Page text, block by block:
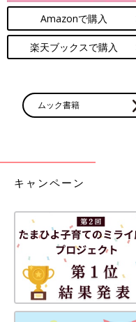
した。次回からは薄着で行
【検診内容に合わせて】
健診の内容に合わせて変
【体重測定対策で軽い素
で行くことが多かったかな
【ワンピース＆レギンスが
はいえ、どちらかわから
レギンスを履いて行くこ
エコーでも大丈夫！
【毎回同じ服装で覚えて
体重測定が毎回あるので
装で行っていました。看護
Amazonで購入
楽天ブックスで購入
ムック書籍
キャンペーン